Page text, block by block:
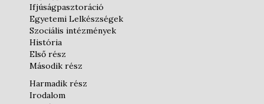
Ifjúságpasztoráció
Egyetemi Lelkészségek
Szociális intézmények
História
Első rész
Második rész
Harmadik rész
Irodalom